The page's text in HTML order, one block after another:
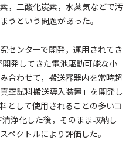
，二酸化炭素，水蒸気などで汚
うという問題があった。
センターで開発，運用されてき
発してきた電池駆動可能な小
合わせて，搬送容器内を常時超
空試料搬送導入装置」を開発し
として使用されることの多いコ
浄化した後，そのまま収納し
ペクトルにより評価した。